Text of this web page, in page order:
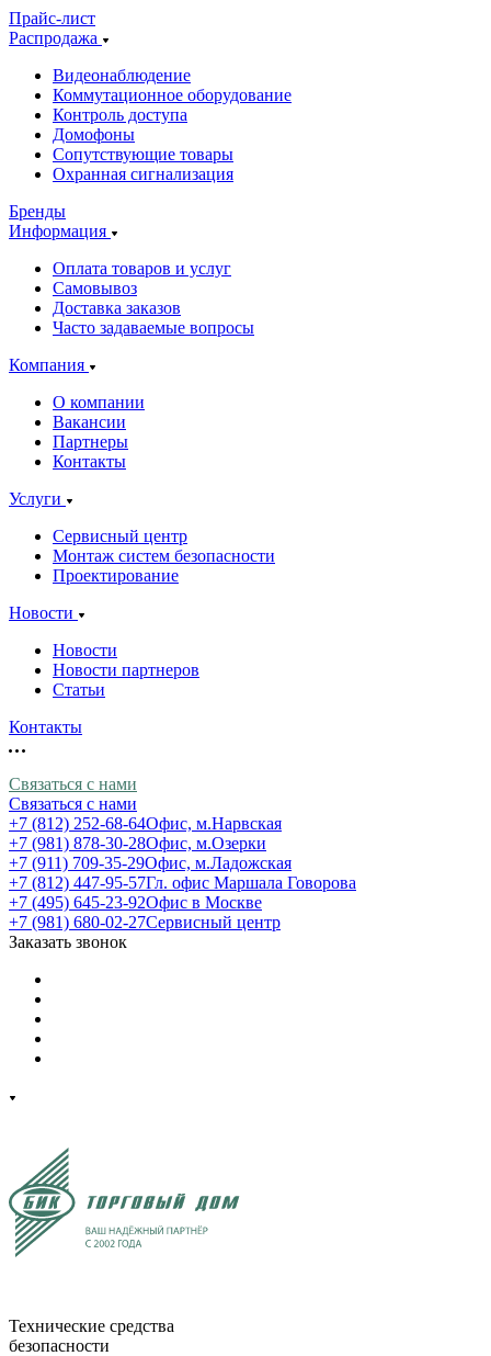
Прайс-лист
Распродажа
Видеонаблюдение
Коммутационное оборудование
Контроль доступа
Домофоны
Сопутствующие товары
Охранная сигнализация
Бренды
Информация
Оплата товаров и услуг
Самовывоз
Доставка заказов
Часто задаваемые вопросы
Компания
О компании
Вакансии
Партнеры
Контакты
Услуги
Сервисный центр
Монтаж систем безопасности
Проектирование
Новости
Новости
Новости партнеров
Статьи
Контакты
Связаться с нами
Связаться с нами
+7 (812) 252-68-64Офис, м.Нарвская
+7 (981) 878-30-28Офис, м.Озерки
+7 (911) 709-35-29Офис, м.Ладожская
+7 (812) 447-95-57Гл. офис Маршала Говорова
+7 (495) 645-23-92Офис в Москве
+7 (981) 680-02-27Сервисный центр
Заказать звонок
Технические средства
безопасности